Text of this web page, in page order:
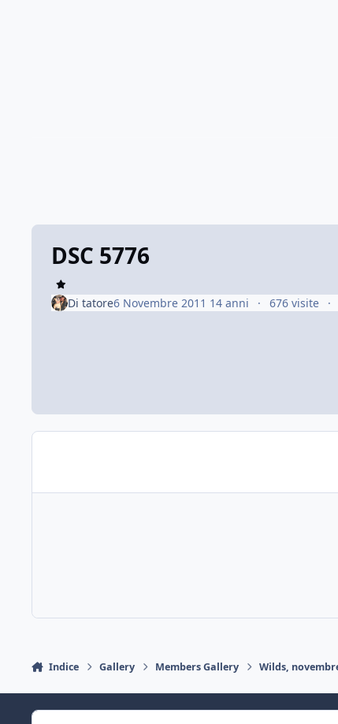
DSC 5776
Di tatore6 Novembre 2011 14 anni 676 visite
Indice Gallery Members Gallery Wilds,